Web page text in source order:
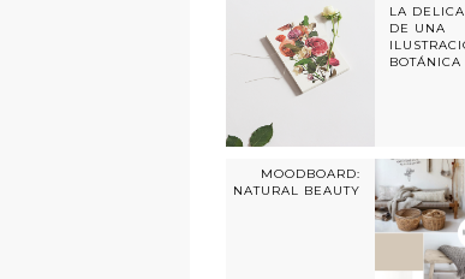
LA
DE UNA
BOTÁNICA
MOODBOARD:
NATURAL BEAUTY